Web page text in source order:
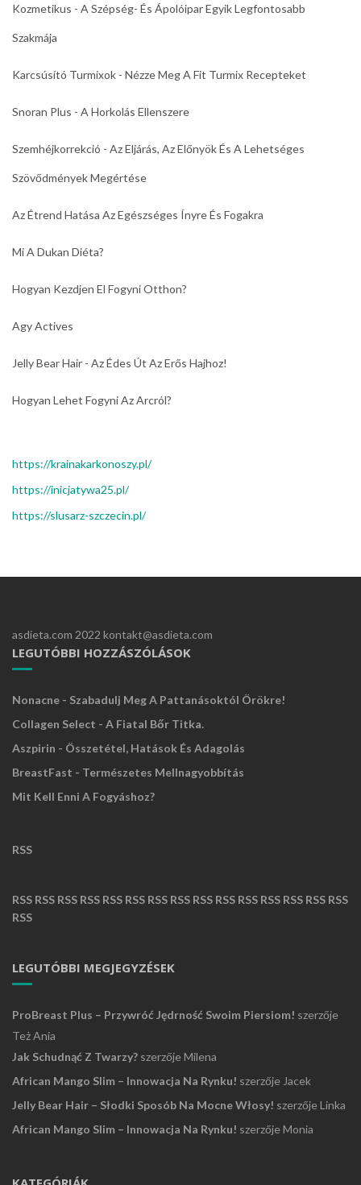
Kozmetikus - A Szépség- És Ápolóipar Egyik Legfontosabb
Szakmája
Karcsúsító Turmixok - Nézze Meg A Fit Turmix Recepteket
Snoran Plus - A Horkolás Ellenszere
Szemhéjkorrekció - Az Eljárás, Az Előnyök És A Lehetséges
Szövődmények Megértése
Az Étrend Hatása Az Egészséges Ínyre És Fogakra
Mi A Dukan Diéta?
Hogyan Kezdjen El Fogyni Otthon?
Agy Actives
Jelly Bear Hair - Az Édes Út Az Erős Hajhoz!
Hogyan Lehet Fogyni Az Arcról?
https://krainakarkonoszy.pl/
https://inicjatywa25.pl/
https://slusarz-szczecin.pl/
asdieta.com 2022 kontakt@asdieta.com
LEGUTÓBBI HOZZÁSZÓLÁSOK
Nonacne - Szabadulj Meg A Pattanásoktól Örökre!
Collagen Select - A Fiatal Bőr Titka.
Aszpirin - Összetétel, Hatások És Adagolás
BreastFast - Természetes Mellnagyobbítás
Mit Kell Enni A Fogyáshoz?
RSS
RSS RSS RSS RSS RSS RSS RSS RSS RSS RSS RSS RSS RSS RSS RSS
RSS
LEGUTÓBBI MEGJEGYZÉSEK
ProBreast Plus – Przywróć Jędrność Swoim Piersiom! szerzője
Też Ania
Jak Schudnąć Z Twarzy? szerzőjeMilena
African Mango Slim – Innowacja Na Rynku! szerzője Jacek
Jelly Bear Hair – Słodki Sposób Na Mocne Włosy! szerzőjeLinka
African Mango Slim – Innowacja Na Rynku! szerzőjeMonia